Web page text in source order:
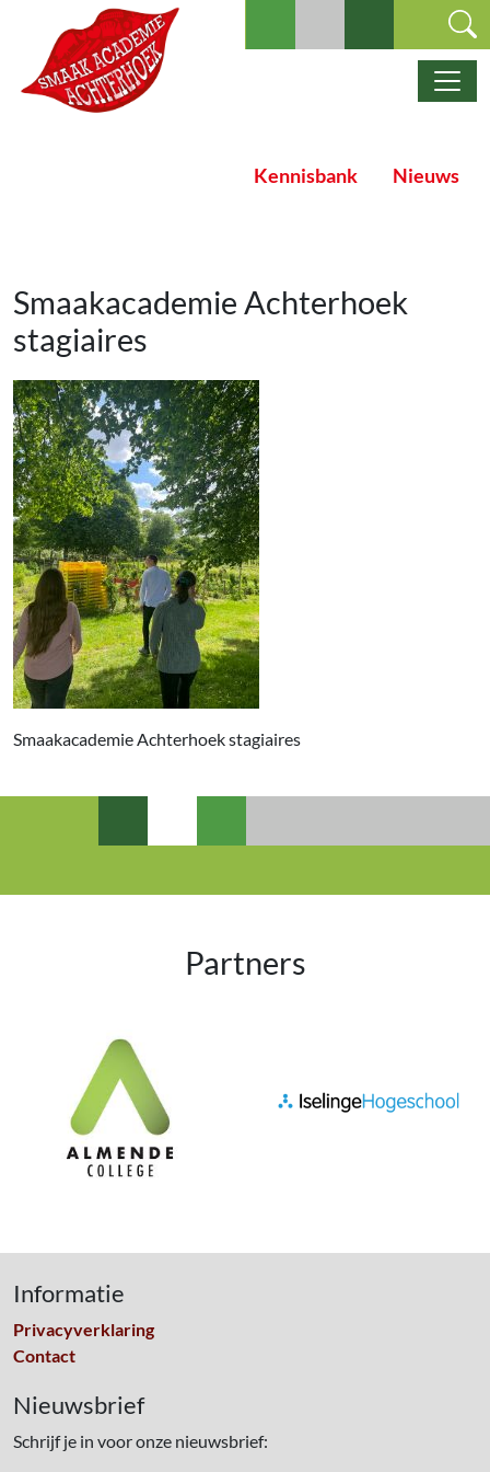
Ga naar de inhoud
Hoofdnavigatie
Kennisbank Nieuws
Smaakacademie Achterhoek
stagiaires
Smaakacademie Achterhoek stagiaires
Partners
Informatie
Privacyverklaring
Contact
Nieuwsbrief
Schrijf je in voor onze nieuwsbrief: